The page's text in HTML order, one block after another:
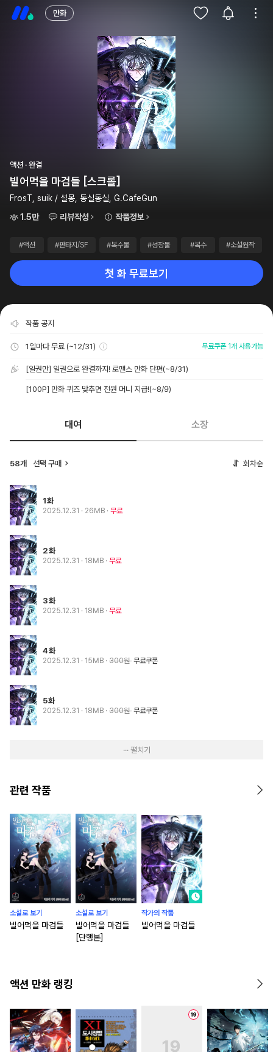
만화
액션 · 완결
빌어먹을 마검들 [스크롤]
FrosT, suik / 설몽, 동실동실, G.CafeGun
1.5만
리뷰작성 작품정보
#액션 #판타지/SF #복수물 #성장물 #복수 #소설원작
첫 화 무료보기
작품 공지
1일마다 무료 (~12/31) 무료쿠폰 1개 사용가능
[일권만] 일권으로 완결까지! 로맨스 만화 단편(~8/31)
[100P] 만화 퀴즈 맞추면 전원 머니 지급!(~8/9)
대여 소장
58개 선택 구매 회차순
1화
2025.12.31 · 26MB 무료
2화
2025.12.31 · 18MB 무료
3화
2025.12.31 · 18MB 무료
4화
2025.12.31 · 15MB 300원 무료쿠폰
5화
2025.12.31 · 18MB 300원 무료쿠폰
··· 펼치기
관련 작품
소설로 보기
빌어먹을 마검들
소설로 보기
빌어먹을 마검들
[단행본]
작가의 작품
빌어먹을 마검들
액션 만화 랭킹